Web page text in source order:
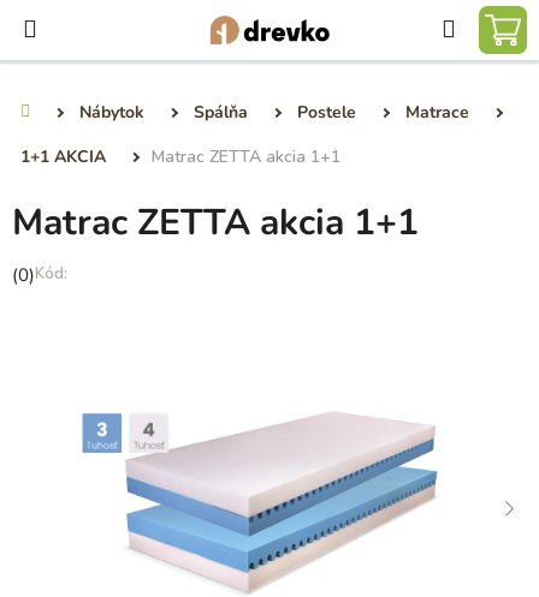
obsah
Hľadať
Nábytok Spálňa Postele
Matrace
1+1 AKCIA
Matrac ZETTA akcia 1+1
Matrac ZETTA akcia 1+1
Priemerné
hviezdičiek.
(0)